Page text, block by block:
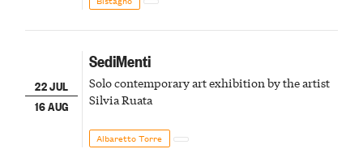
22 JUL
16 AUG
SediMenti
Solo contemporary art exhibition by the artist
Silvia Ruata
Albaretto Torre